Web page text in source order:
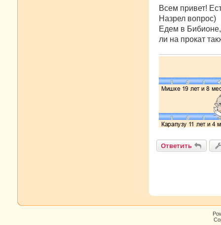
о
б
щ
е
н
и
Всем привет!
Назрел вопрос)
Едем в
ли на прокат
Ответить